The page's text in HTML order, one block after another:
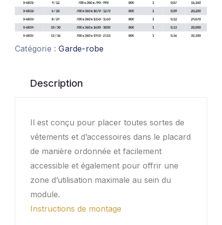
Catégorie :Garde-robe
Description
Il est conçu pour placer toutes sortes de
vêtements et d’accessoires dans le placard
de manière ordonnée et facilement
accessible et également pour offrir une
zone d’utilisation maximale au sein du
module.
Instructions de montage